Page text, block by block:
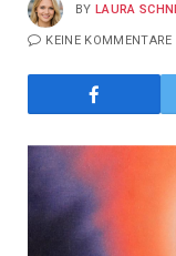
BY LAURA
KEINE KOMMENTARE